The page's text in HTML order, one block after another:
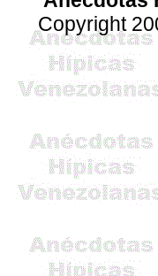
Copyright